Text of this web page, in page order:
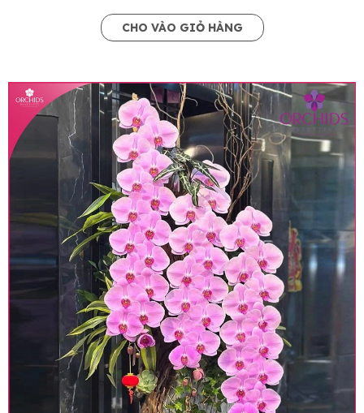
CHO VÀO GIỎ HÀNG